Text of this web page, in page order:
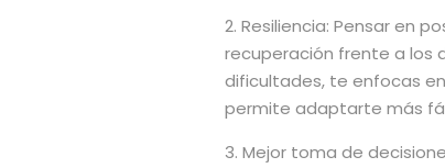
2. Resiliencia: Pensar en
recuperación frente a los
dificultades, te enfocas
permite adaptarte más
3. Mejor toma de